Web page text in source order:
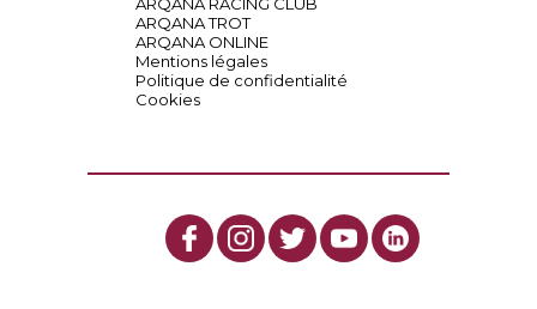
ARQANA TROT
ARQANA ONLINE
Mentions légales
Politique de confidentialité
Cookies